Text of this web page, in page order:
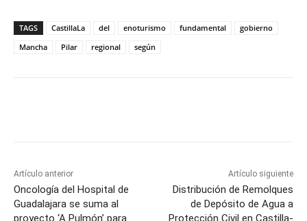
TAGS CastillaLa del enoturismo fundamental
gobierno
Mancha
Pilar regional según
Artículo anterior
Oncología del Hospital de
Guadalajara se suma al
proyecto ‘A Pulmón’ para
Artículo siguiente
Distribución de Remolques
de Depósito de Agua a
Protección Civil en Castilla-